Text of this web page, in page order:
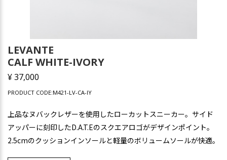
LEVANTE
CALF WHITE-IVORY
¥ 37,000
PRODUCT CODE:M421-LV-CA-IY
上品なヌバックレザーを使用したローカットスニーカー。サイド
アッパーに刻印したD.A.T.Eのスクエアロゴがデザインポイント。
2.5cmのクッションインソールと軽量のボリュームソールが快適。